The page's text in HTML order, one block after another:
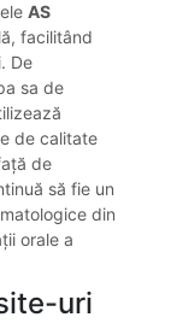
AS
facilitând
De
sa de
de calitate
de
să fie un
din
orale a
uri